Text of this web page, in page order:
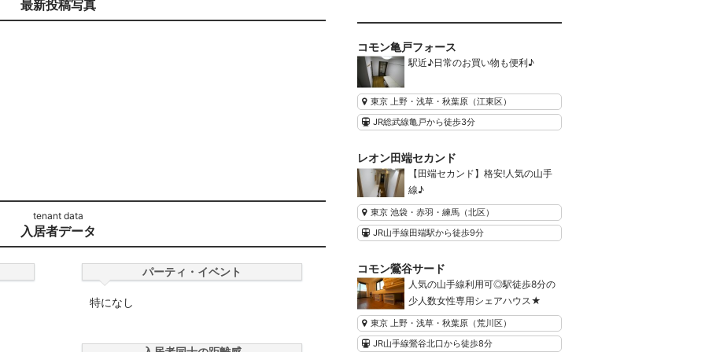
最新投稿写真
入居者データ
パーティ・イベント
特になし
コモン亀戸フォース
駅近♪日常のお買い物も便利♪
東京 上野・浅草・秋葉原（江東区）
JR総武線亀戸から徒歩3分
レオン田端セカンド
【田端セカンド】格安!人気の山手
線♪
東京 池袋・赤羽・練馬（北区）
JR山手線田端駅から徒歩9分
コモン鶯谷サード
人気の山手線利用可◎駅徒歩8分の
少人数女性専用シェアハウス★
東京 上野・浅草・秋葉原（荒川区）
JR山手線鶯谷北口から徒歩8分